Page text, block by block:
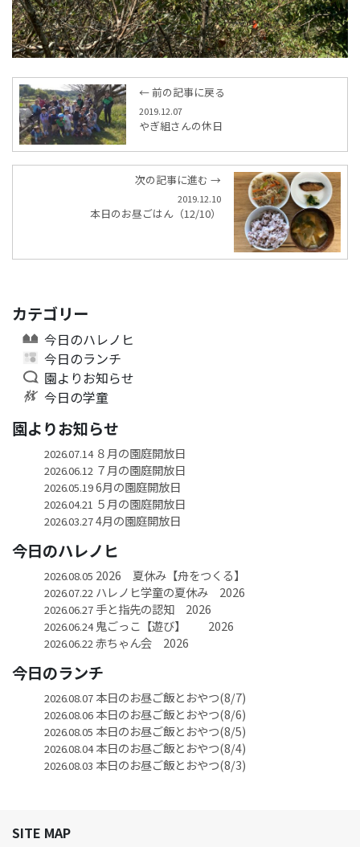
← 前の記事に戻る
2019.12.07
やぎ組さんの休日
次の記事に進む →
2019.12.10
本日のお昼ごはん（12/10）
カテゴリー
今日のハレノヒ
今日のランチ
園よりお知らせ
今日の学童
園よりお知らせ
2026.07.14８月の園庭開放日
2026.06.12 ７月の園庭開放日
2026.05.196月の園庭開放日
2026.04.21 ５月の園庭開放日
2026.03.274月の園庭開放日
今日のハレノヒ
2026.08.05 2026 夏休み【舟をつくる】
2026.07.22 ハレノヒ学童の夏休み 2026
2026.06.27手と指先の認知 2026
2026.06.24鬼ごっこ【遊び】 2026
2026.06.22 赤ちゃん会 2026
今日のランチ
2026.08.07本日のお昼ご飯とおやつ(8/7)
2026.08.06本日のお昼ご飯とおやつ(8/6)
2026.08.05 本日のお昼ご飯とおやつ(8/5)
2026.08.04本日のお昼ご飯とおやつ(8/4)
2026.08.03 本日のお昼ご飯とおやつ(8/3)
SITE MAP